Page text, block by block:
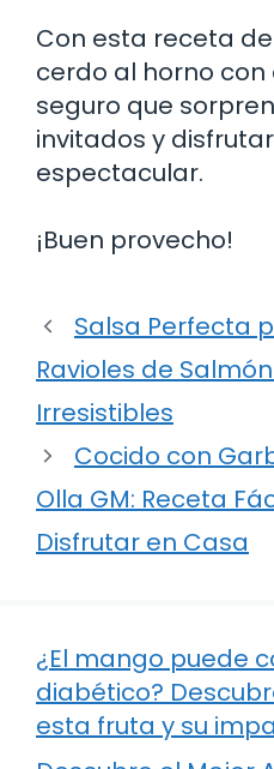
Con esta receta
cerdo al horno
seguro que
invitados y
espectacular.
¡Buen provecho!
Salsa Perfecta
Ravioles de
Irresistibles
Cocido con
Olla GM: Receta
Disfrutar en Casa
¿El mango puede
diabético?
esta fruta y su